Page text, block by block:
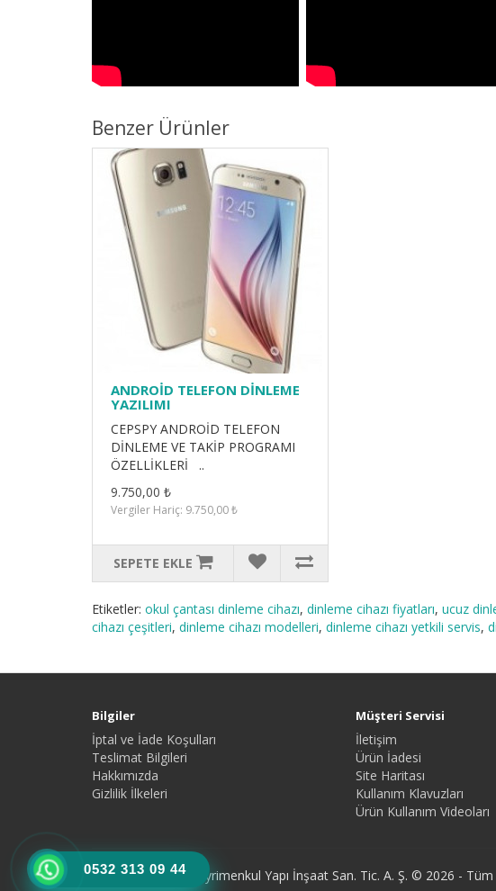
0532 313 09 44
Benzer Ürünler
ANDROİD TELEFON DİNLEME
YAZILIMI
CEPSPY ANDROİD TELEFON
DİNLEME VE TAKİP PROGRAMI
ÖZELLİKLERİ ..
9.750,00 ₺
Vergiler Hariç: 9.750,00 ₺
SEPETE EKLE
Etiketler: okul çantası dinleme cihazı, dinleme cihazı fiyatları, ucuz
cihazı çeşitleri, dinleme cihazı modelleri, dinleme cihazı yetkili servis,
Bilgiler
İptal ve İade Koşulları
Teslimat Bilgileri
Hakkımızda
Gizlilik İlkeleri
Müşteri Servisi
İletişim
Ürün İadesi
Site Haritası
Kullanım Klavuzları
Ürün Kullanım Videoları
Türköz Mimarlık Gayrimenkul Yapı İnşaat San. Tic. A. Ş. © 2026 - Tüm